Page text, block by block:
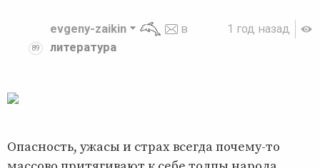
1 год назад
89
evgeny-zaikin
в
литература
Опасность, ужасы и страх всегда почему-то